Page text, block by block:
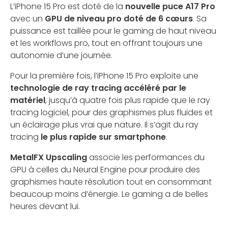
L’iPhone 15 Pro est doté de la nouvelle puce A17 Pro
avec un GPU de niveau pro doté de 6 cœurs. Sa
puissance est taillée pour le gaming de haut niveau
et les workflows pro, tout en offrant toujours une
autonomie d’une journée.
Pour la première fois, l’iPhone 15 Pro exploite une
technologie de ray tracing accéléré par le
matériel, jusqu’à quatre fois plus rapide que le ray
tracing logiciel, pour des graphismes plus fluides et
un éclairage plus vrai que nature. Il s’agit du ray
tracing le plus rapide sur smartphone.
MetalFX Upscalingassocie les performances du
GPU à celles du Neural Engine pour produire des
graphismes haute résolution tout en consommant
beaucoup moins d’énergie. Le gaming a de belles
heures devant lui.